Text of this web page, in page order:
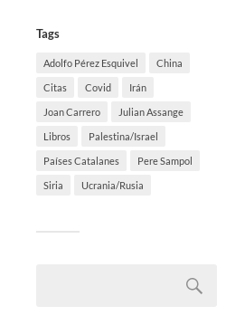
Tags
Adolfo Pérez Esquivel China
Citas Covid Irán
Joan Carrero Julian Assange
Libros Palestina/Israel
Países Catalanes Pere Sampol
Siria Ucrania/Rusia